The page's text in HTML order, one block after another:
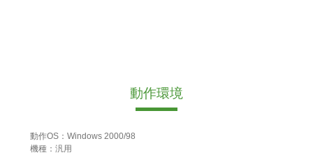
動作環境
動作OS：Windows 2000/98
機種：汎用